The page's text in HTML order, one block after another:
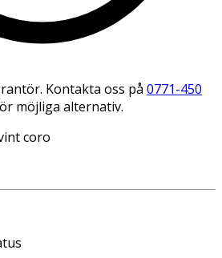
Kontakta oss på 0771-450
möjliga alternativ.
coro